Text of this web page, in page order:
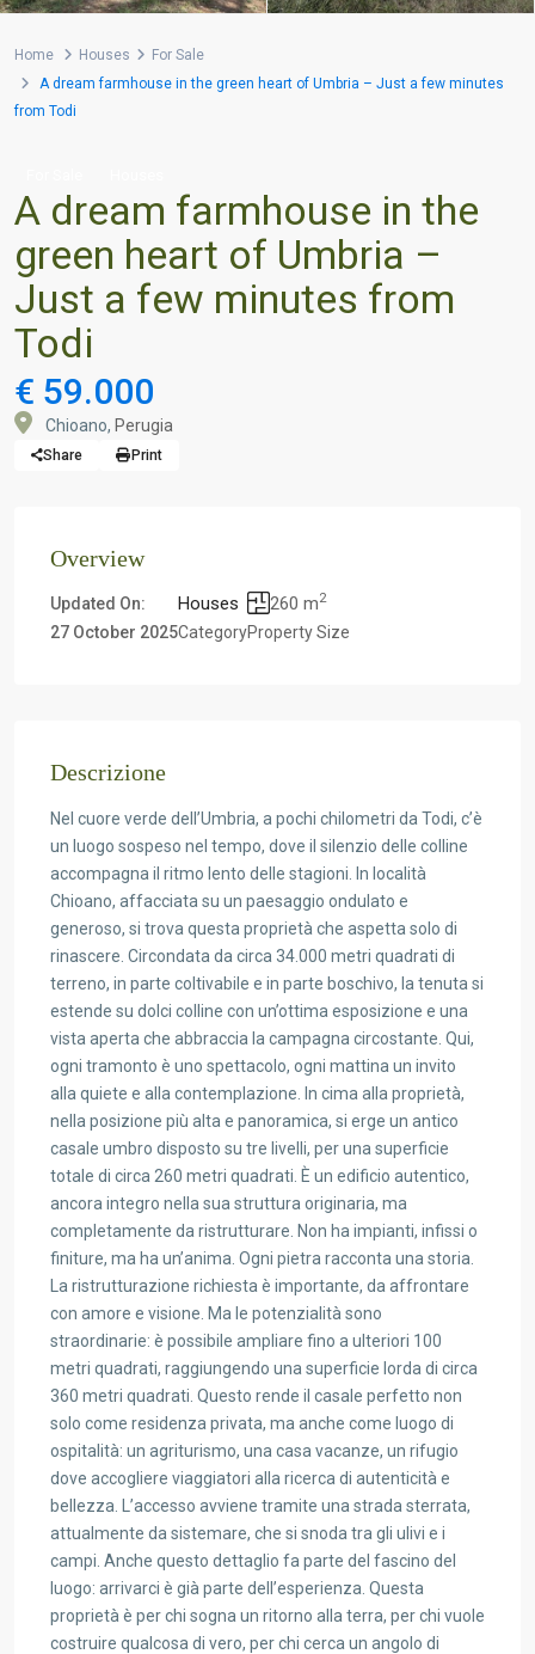
Home Houses
For Sale
A dream farmhouse in the green heart of Umbria – Just a few minutes
from Todi
A dream farmhouse in the
green heart of Umbria –
Just a few minutes from
Todi
€ 59.000
Chioano, Perugia
Share Print
Overview
Updated On:
27 October 2025
Houses
Category
260 m2
Property Size
Descrizione
Nel cuore verde dell’Umbria, a pochi chilometri da Todi, c’è
un luogo sospeso nel tempo, dove il silenzio delle colline
accompagna il ritmo lento delle stagioni. In località
Chioano, affacciata su un paesaggio ondulato e
generoso, si trova questa proprietà che aspetta solo di
rinascere. Circondata da circa 34.000 metri quadrati di
terreno, in parte coltivabile e in parte boschivo, la tenuta si
estende su dolci colline con un’ottima esposizione e una
vista aperta che abbraccia la campagna circostante. Qui,
ogni tramonto è uno spettacolo, ogni mattina un invito
alla quiete e alla contemplazione. In cima alla proprietà,
nella posizione più alta e panoramica, si erge un antico
casale umbro disposto su tre livelli, per una superficie
totale di circa 260 metri quadrati. È un edificio autentico,
ancora integro nella sua struttura originaria, ma
completamente da ristrutturare. Non ha impianti, infissi o
finiture, ma ha un’anima. Ogni pietra racconta una storia.
La ristrutturazione richiesta è importante, da affrontare
con amore e visione. Ma le potenzialità sono
straordinarie: è possibile ampliare fino a ulteriori 100
metri quadrati, raggiungendo una superficie lorda di circa
360 metri quadrati. Questo rende il casale perfetto non
solo come residenza privata, ma anche come luogo di
ospitalità: un agriturismo, una casa vacanze, un rifugio
dove accogliere viaggiatori alla ricerca di autenticità e
bellezza. L’accesso avviene tramite una strada sterrata,
attualmente da sistemare, che si snoda tra gli ulivi e i
campi. Anche questo dettaglio fa parte del fascino del
luogo: arrivarci è già parte dell’esperienza. Questa
proprietà è per chi sogna un ritorno alla terra, per chi vuole
costruire qualcosa di vero, per chi cerca un angolo di